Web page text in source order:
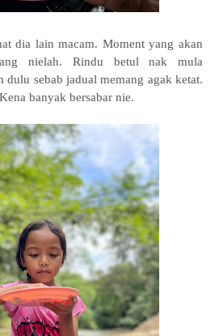
dia lain macam. Moment yang akan
nielah. Rindu betul nak mula
dulu sebab jadual memang agak ketat.
banyak bersabar nie.